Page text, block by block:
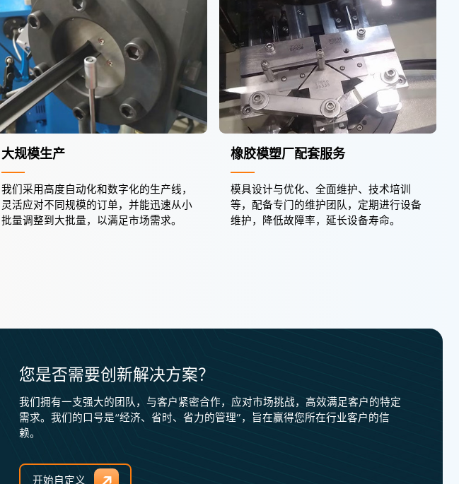
大规模生产
我们采用高度自动化和数字化的生产线，
灵活应对不同规模的订单，并能迅速从小
批量调整到大批量，以满足市场需求。
橡胶模塑厂配套服务
模具设计与优化、全面维护、技术培训
等，配备专门的维护团队，定期进行设备
维护，降低故障率，延长设备寿命。
您是否需要创新解决方案？
我们拥有一支强大的团队，与客户紧密合作，应对市场挑战，高效满足客户的特定
需求。我们的口号是“经济、省时、省力的管理”，旨在赢得您所在行业客户的信
赖。
开始自定义